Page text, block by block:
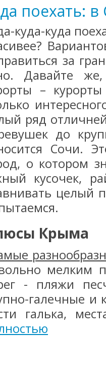
поехать:
куда-куда
за
Давайте
–
ряд
до
Сочи.
о котором
кусочек,
целый
Крыма
мелким
- пляжи
галечные
галька,